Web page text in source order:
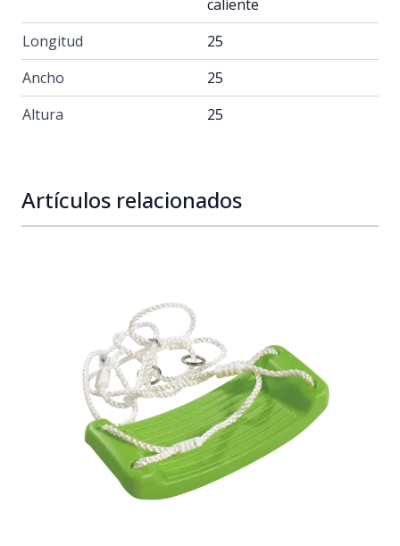
caliente
Longitud
25
Ancho
25
Altura
25
Artículos relacionados